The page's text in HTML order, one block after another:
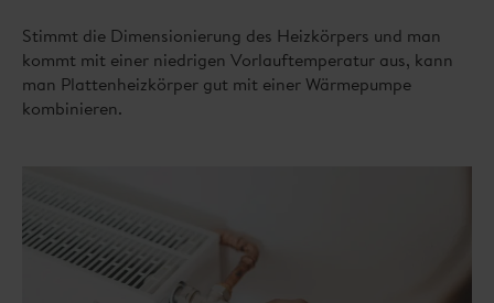
Stimmt die Dimensionierung des Heizkörpers und man
kommt mit einer niedrigen Vorlauftemperatur aus, kann
man Plattenheizkörper gut mit einer Wärmepumpe
kombinieren.